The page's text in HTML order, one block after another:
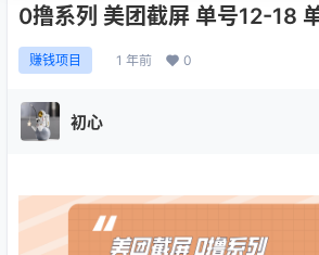
0撸系列 美团截屏 单号12-18
赚钱项目 1 年前 0
初心